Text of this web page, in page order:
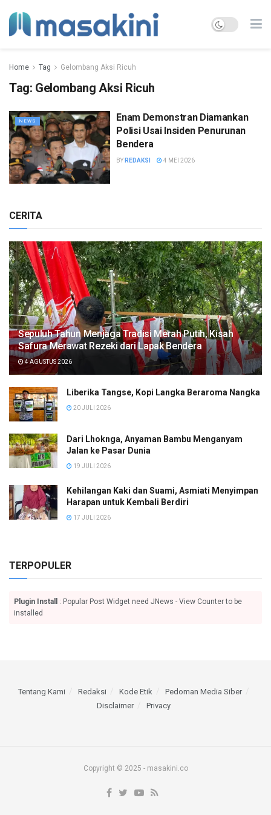
Home Tag Gelombang Aksi Ricuh
Tag: Gelombang Aksi Ricuh
NEWS
Enam Demonstran Diamankan
Polisi Usai Insiden Penurunan
Bendera
BY REDAKSI 4 MEI 2026
CERITA
Sepuluh Tahun Menjaga Tradisi Merah Putih, Kisah
Safura Merawat Rezeki dari Lapak Bendera
4 AGUSTUS 2026
Liberika Tangse, Kopi Langka Beraroma Nangka
20 JULI 2026
Dari Lhoknga, Anyaman Bambu Menganyam
Jalan ke Pasar Dunia
19 JULI 2026
Kehilangan Kaki dan Suami, Asmiati Menyimpan
Harapan untuk Kembali Berdiri
17 JULI 2026
TERPOPULER
Plugin Install
: Popular Post Widget need JNews - View Counter to be
installed
Tentang Kami Redaksi Kode Etik
Pedoman Media Siber
Disclaimer
Privacy
Copyright © 2025 - masakini.co